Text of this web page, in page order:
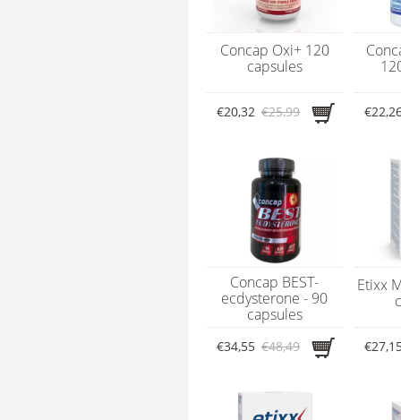
Concap Oxi+ 120
capsules
€20,32 €25,99
Concap BEST-
ecdysterone - 90
capsules
€34,55 €48,49
Etixx